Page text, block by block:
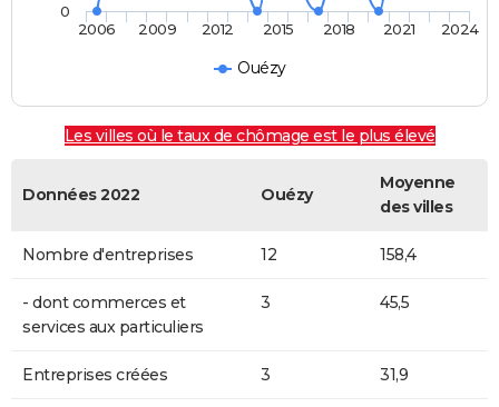
Ouézy
2006 2009 2012 2015 2018 2021 2024
0
Les villes où le taux de chômage est le plus élevé
Données 2022 Ouézy
Moyenne
des villes
Nombre d'entreprises 12 158,4
- dont commerces et
services aux particuliers
3 45,5
Entreprises créées 3 31,9